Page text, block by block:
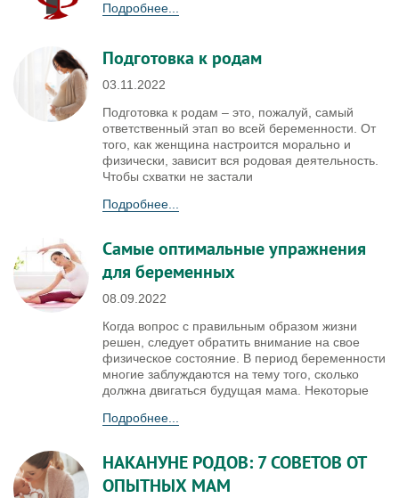
Подробнее...
Подготовка к родам
03.11.2022
Подготовка к родам – это, пожалуй, самый
ответственный этап во всей беременности. От
того, как женщина настроится морально и
физически, зависит вся родовая деятельность.
Чтобы схватки не застали
Подробнее...
Самые оптимальные упражнения
для беременных
08.09.2022
Когда вопрос с правильным образом жизни
решен, следует обратить внимание на свое
физическое состояние. В период беременности
многие заблуждаются на тему того, сколько
должна двигаться будущая мама. Некоторые
Подробнее...
НАКАНУНЕ РОДОВ: 7 СОВЕТОВ ОТ
ОПЫТНЫХ МАМ